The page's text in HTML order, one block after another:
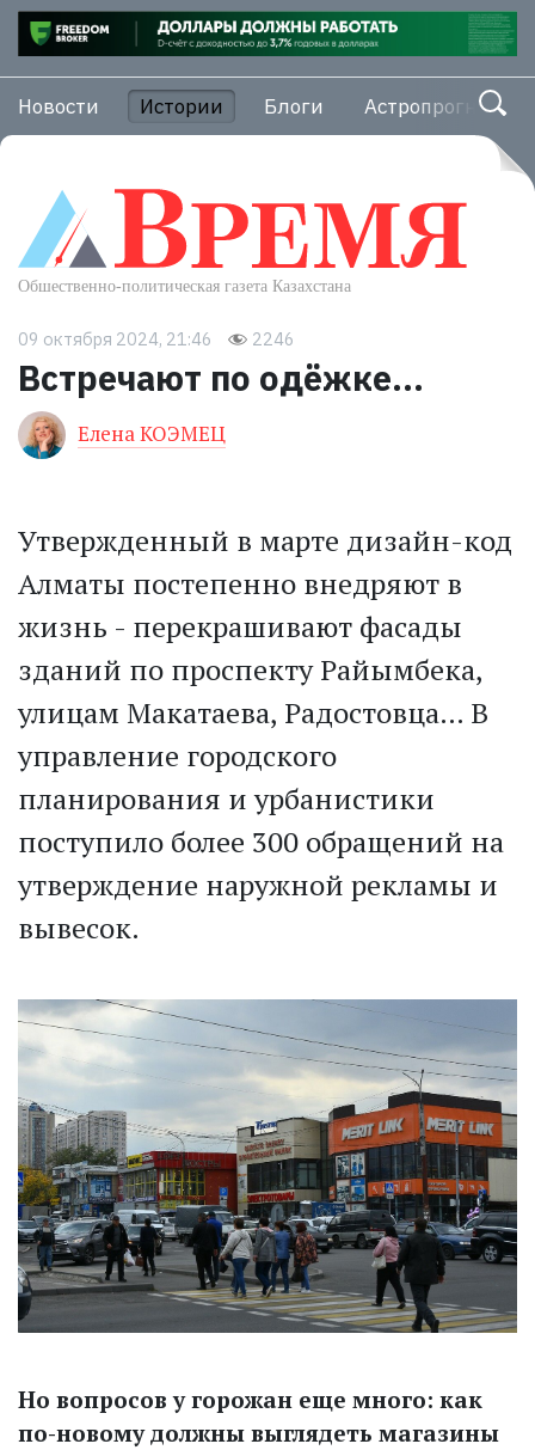
Новости Истории Блоги Астропрогноз
09 октября 2024, 21:46 2246
Встречают по одёжке…
Елена КОЭМЕЦ
Утвержденный в марте дизайн-код
Алматы постепенно внедряют в
жизнь - перекрашивают фасады
зданий по проспекту Райымбека,
улицам Макатаева, Радостовца… В
управление городского
планирования и урбанистики
поступило более 300 обращений на
утверждение наружной рекламы и
вывесок.
Но вопросов у горожан еще много: как
по-новому должны выглядеть магазины